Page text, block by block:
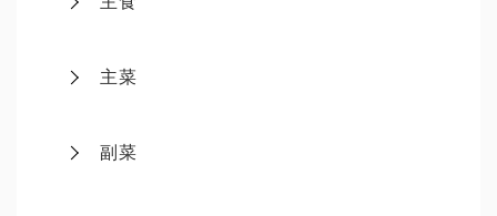
主菜
副菜